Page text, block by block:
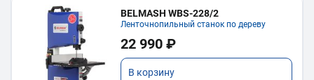
BELMASH WBS-228/2
Ленточнопильный станок по дереву
22 990 ₽
В корзину